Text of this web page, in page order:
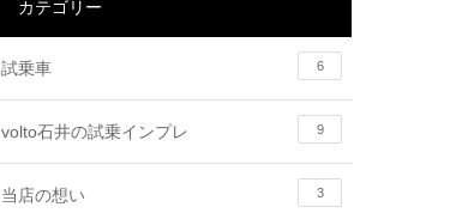
カテゴリー
試乗車 6
volto石井の試乗インプレ 9
当店の想い 3